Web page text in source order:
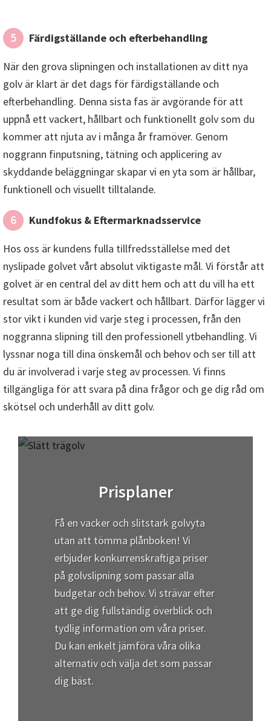
5 Färdigställande och efterbehandling
När den grova slipningen och installationen av ditt nya
golv är klart är det dags för färdigställande och
efterbehandling. Denna sista fas är avgörande för att
uppnå ett vackert, hållbart och funktionellt golv som du
kommer att njuta av i många år framöver. Genom
noggrann finputsning, tätning och applicering av
skyddande beläggningar skapar vi en yta som är hållbar,
funktionell och visuellt tilltalande.
6 Kundfokus & Eftermarknadsservice
Hos oss är kundens fulla tillfredsställelse med det
nyslipade golvet vårt absolut viktigaste mål. Vi förstår att
golvet är en central del av ditt hem och att du vill ha ett
resultat som är både vackert och hållbart. Därför lägger vi
stor vikt i kunden vid varje steg i processen, från den
noggranna slipning till den professionell ytbehandling. Vi
lyssnar noga till dina önskemål och behov och ser till att
du är involverad i varje steg av processen. Vi finns
tillgängliga för att svara på dina frågor och ge dig råd om
skötsel och underhåll av ditt golv.
Prisplaner
Få en vacker och slitstark golvyta
utan att tömma plånboken! Vi
erbjuder konkurrenskraftiga priser
på golvslipning som passar alla
budgetar och behov. Vi strävar efter
att ge dig fullständig överblick och
tydlig information om våra priser.
Du kan enkelt jämföra våra olika
alternativ och välja det som passar
dig bäst.